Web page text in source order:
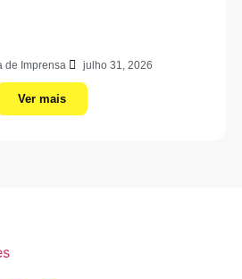
de Imprensa julho 31, 2026
Ver mais